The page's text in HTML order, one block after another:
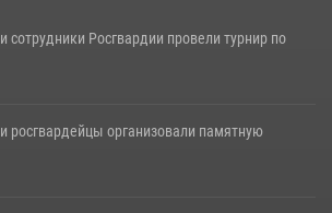
сотрудники Росгвардии провели турнир по
росгвардейцы организовали памятную